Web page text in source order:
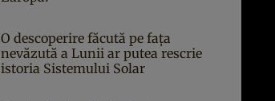
O descoperire făcută pe fața
nevăzută a Lunii ar putea rescrie
istoria Sistemului Solar